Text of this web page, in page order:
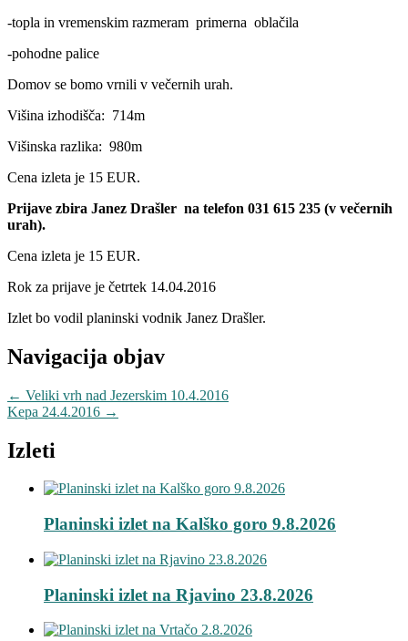
-topla in vremenskim razmeram primerna oblačila
-pohodne palice
Domov se bomo vrnili v večernih urah.
Višina izhodišča: 714m
Višinska razlika: 980m
Cena izleta je 15 EUR.
Prijave zbira Janez Drašler na telefon 031 615 235 (v večernih
urah).
Cena izleta je 15 EUR.
Rok za prijave je četrtek 14.04.2016
Izlet bo vodil planinski vodnik Janez Drašler.
Navigacija objav
← Veliki vrh nad Jezerskim 10.4.2016
Kepa 24.4.2016 →
Izleti
Planinski izlet na Kalško goro 9.8.2026
Planinski izlet na Rjavino 23.8.2026